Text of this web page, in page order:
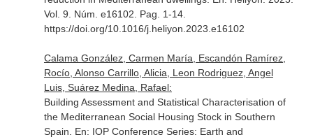
Vol. 9. Núm. e16102. Pag. 1-14.
https://doi.org/10.1016/j.heliyon.2023.e16102
Calama González, Carmen María, Escandón Ramírez,
Rocío, Alonso Carrillo, Alicia, Leon Rodriguez, Angel
Luis, Suárez Medina, Rafael:
Building Assessment and Statistical Characterisation of
the Mediterranean Social Housing Stock in Southern
Spain. En: IOP Conference Series: Earth and